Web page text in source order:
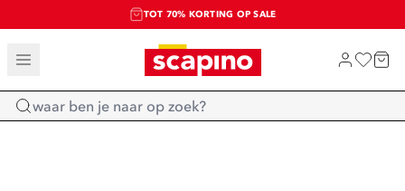
TOT 70% KORTING OP SALE
SALE: LAATSTE KANS!
SHOP NIEUW
Home